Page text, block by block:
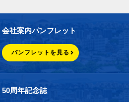
会社案内パンフレット
パンフレットを見る
50周年記念誌